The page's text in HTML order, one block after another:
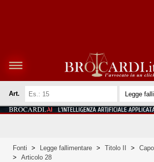
Art.
Fonti > Legge fallimentare > Titolo II > Capo
>
Articolo 28